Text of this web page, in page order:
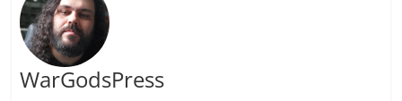
WarGodsPress